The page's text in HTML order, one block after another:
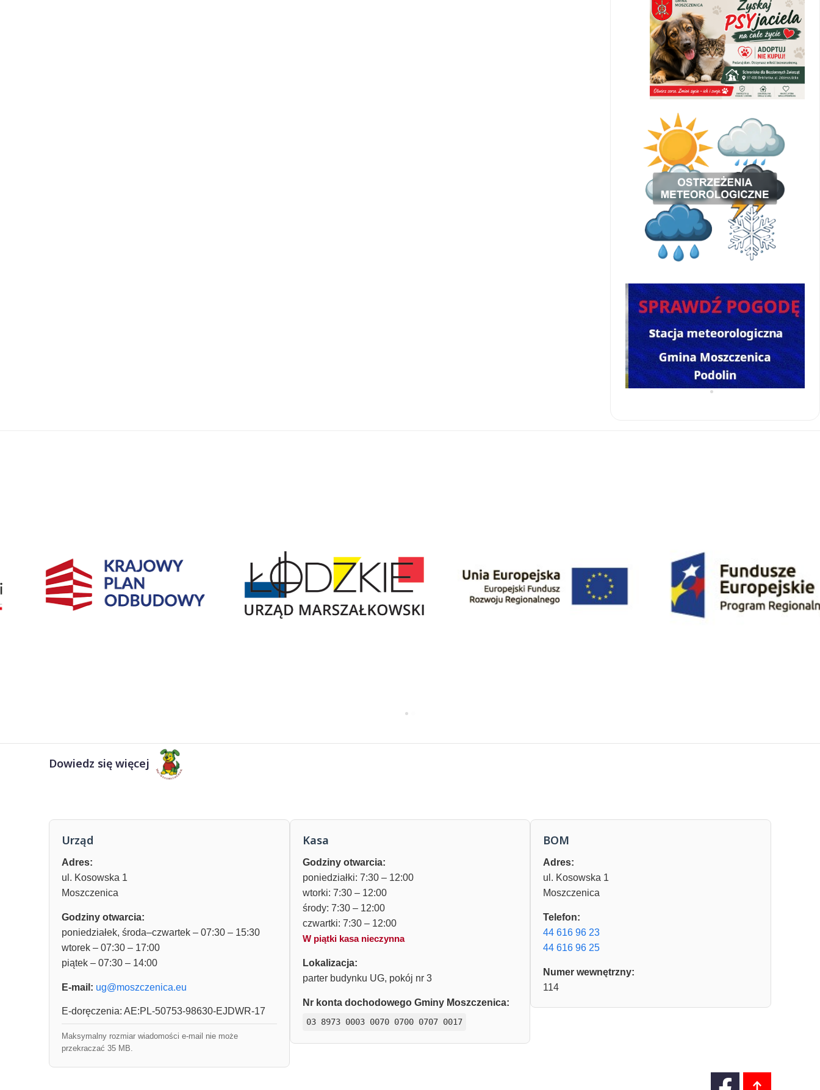
Dowiedz się więcej
Urząd
Adres:
ul. Kosowska 1
Moszczenica
Godziny otwarcia:
poniedziałek, środa–czwartek – 07:30 – 15:30
wtorek – 07:30 – 17:00
piątek – 07:30 – 14:00
E-mail: ug@moszczenica.eu
E-doręczenia: AE:PL-50753-98630-EJDWR-17
Maksymalny rozmiar wiadomości e-mail nie może
przekraczać 35 MB.
Kasa
Godziny otwarcia:
poniedziałki: 7:30 – 12:00
wtorki: 7:30 – 12:00
środy: 7:30 – 12:00
czwartki: 7:30 – 12:00
W piątki kasa nieczynna
Lokalizacja:
parter budynku UG, pokój nr 3
Nr konta dochodowego Gminy Moszczenica:
03 8973 0003 0070 0700 0707 0017
BOM
Adres:
ul. Kosowska 1
Moszczenica
Telefon:
44 616 96 23
44 616 96 25
Numer wewnętrzny:
114